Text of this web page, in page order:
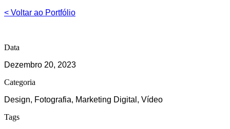
< Voltar ao Portfólio
Data
Dezembro 20, 2023
Categoria
Design, Fotografia, Marketing Digital, Vídeo
Tags